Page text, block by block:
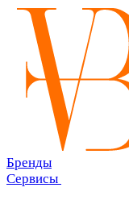
Бренды
Сервисы